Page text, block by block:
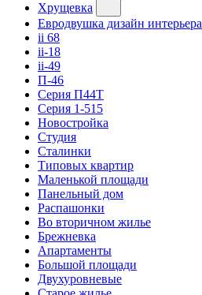
Хрущевка
Евродвушка дизайн интерьера
ii 68
ii-18
ii-49
П-46
Серия П44Т
Серия 1-515
Новостройка
Студия
Сталинки
Типовых квартир
Маленькой площади
Панельный дом
Распашонки
Во вторичном жилье
Брежневка
Апартаменты
Большой площади
Двухуровневые